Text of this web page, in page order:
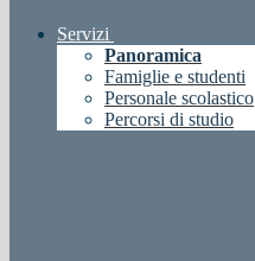
Servizi
Panoramica
Famiglie e studenti
Personale scolastico
Percorsi di studio